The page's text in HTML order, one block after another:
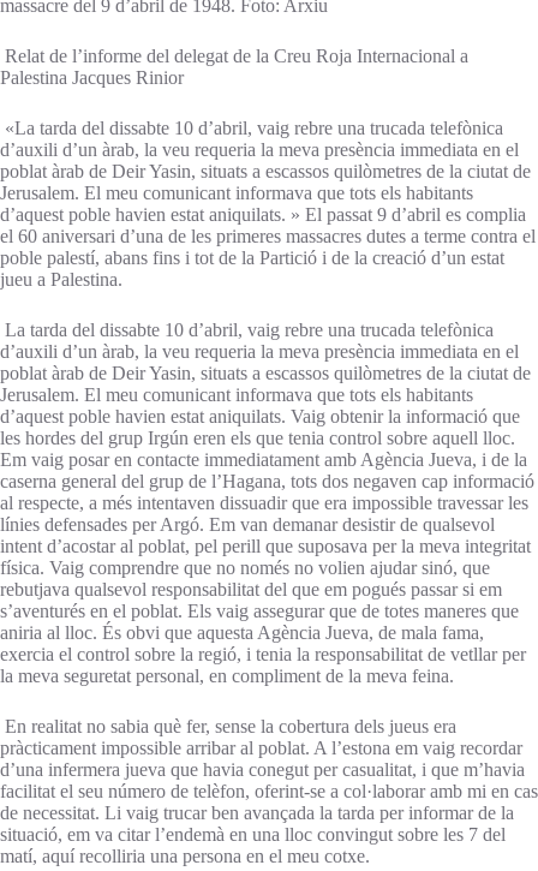
massacre del 9 d’abril de 1948. Foto: Arxiu
Relat de l’informe del delegat de la Creu Roja Internacional a
Palestina Jacques Rinior
«La tarda del dissabte 10 d’abril, vaig rebre una trucada telefònica
d’auxili d’un àrab, la veu requeria la meva presència immediata en el
poblat àrab de Deir Yasin, situats a escassos quilòmetres de la ciutat de
Jerusalem. El meu comunicant informava que tots els habitants
d’aquest poble havien estat aniquilats. » El passat 9 d’abril es complia
el 60 aniversari d’una de les primeres massacres dutes a terme contra el
poble palestí, abans fins i tot de la Partició i de la creació d’un estat
jueu a Palestina.
La tarda del dissabte 10 d’abril, vaig rebre una trucada telefònica
d’auxili d’un àrab, la veu requeria la meva presència immediata en el
poblat àrab de Deir Yasin, situats a escassos quilòmetres de la ciutat de
Jerusalem. El meu comunicant informava que tots els habitants
d’aquest poble havien estat aniquilats. Vaig obtenir la informació que
les hordes del grup Irgún eren els que tenia control sobre aquell lloc.
Em vaig posar en contacte immediatament amb Agència Jueva, i de la
caserna general del grup de l’Hagana, tots dos negaven cap informació
al respecte, a més intentaven dissuadir que era impossible travessar les
línies defensades per Argó. Em van demanar desistir de qualsevol
intent d’acostar al poblat, pel perill que suposava per la meva integritat
física. Vaig comprendre que no només no volien ajudar sinó, que
rebutjava qualsevol responsabilitat del que em pogués passar si em
s’aventurés en el poblat. Els vaig assegurar que de totes maneres que
aniria al lloc. És obvi que aquesta Agència Jueva, de mala fama,
exercia el control sobre la regió, i tenia la responsabilitat de vetllar per
la meva seguretat personal, en compliment de la meva feina.
En realitat no sabia què fer, sense la cobertura dels jueus era
pràcticament impossible arribar al poblat. A l’estona em vaig recordar
d’una infermera jueva que havia conegut per casualitat, i que m’havia
facilitat el seu número de telèfon, oferint-se a col·laborar amb mi en cas
de necessitat. Li vaig trucar ben avançada la tarda per informar de la
situació, em va citar l’endemà en una lloc convingut sobre les 7 del
matí, aquí recolliria una persona en el meu cotxe.